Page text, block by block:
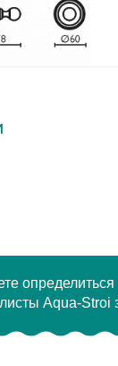
Aqua-Stroi